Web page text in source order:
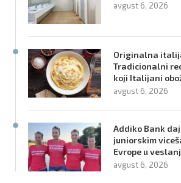
avgust 6, 2026
Originalna
Tradicionalni
koji Italijani
avgust 6, 2026
Addiko Bank
juniorskim
Evrope u
avgust 6, 2026